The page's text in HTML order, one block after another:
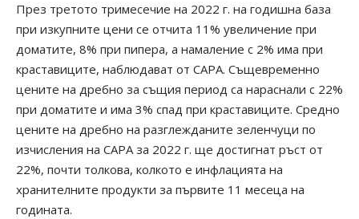
През третото тримесечие на 2022 г. на годишна база
при изкупните цени се отчита 11% увеличение при
доматите, 8% при пипера, а намаление с 2% има при
краставиците, наблюдават от САРА. Същевременно
цените на дребно за същия период са нараснали с 22%
при доматите и има 3% спад при краставиците. Средно
цените на дребно на разглежданите зеленчуци по
изчисления на САРА за 2022 г. ще достигнат ръст от
22%, почти толкова, колкото е инфлацията на
хранителните продукти за първите 11 месеца на
годината.